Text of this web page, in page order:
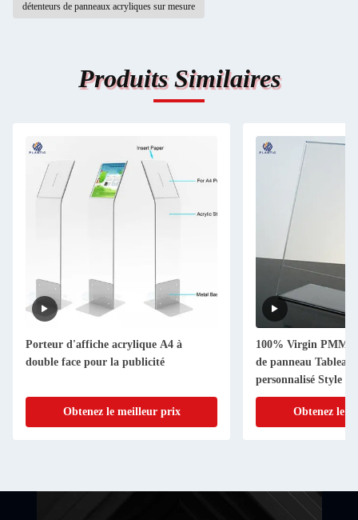
détenteurs de panneaux acryliques sur mesure
Produits Similaires
Porteur d'affiche acrylique A4 à
double face pour la publicité
Obtenez le meilleur prix
100% Virgin
de panneau Tableau
personnalisé Style
Obtenez le